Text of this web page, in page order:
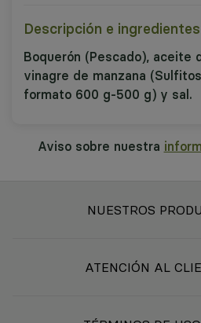
Descripción e ingredientes
Boquerón (Pescado), aceite
vinagre de manzana
formato 600 g-500 g) y sal.
Aviso sobre nuestra
NUESTROS
ATENCIÓN AL